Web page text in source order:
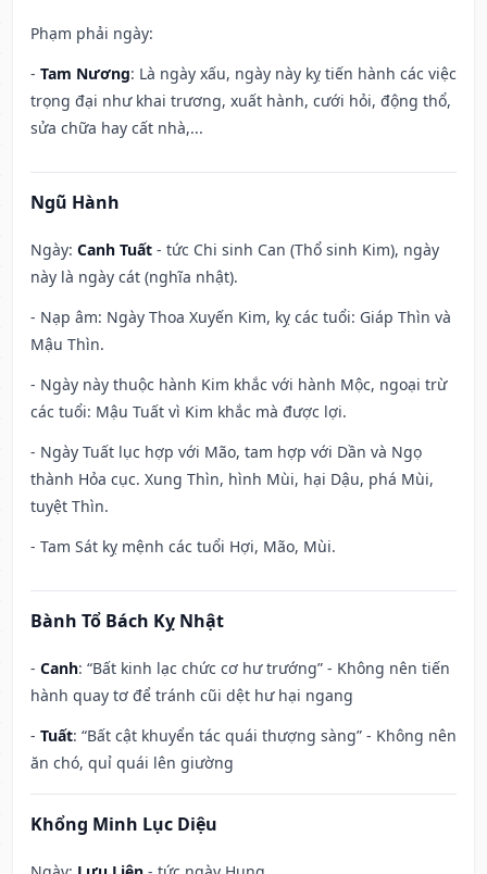
Phạm phải ngày:
- Tam Nương: Là ngày xấu, ngày này kỵ tiến hành các việc
trọng đại như khai trương, xuất hành, cưới hỏi, động thổ,
sửa chữa hay cất nhà,...
Ngũ Hành
Ngày: Canh Tuất - tức Chi sinh Can (Thổ sinh Kim), ngày
này là ngày cát (nghĩa nhật).
- Nạp âm: Ngày Thoa Xuyến Kim, kỵ các tuổi: Giáp Thìn và
Mậu Thìn.
- Ngày này thuộc hành Kim khắc với hành Mộc, ngoại trừ
các tuổi: Mậu Tuất vì Kim khắc mà được lợi.
- Ngày Tuất lục hợp với Mão, tam hợp với Dần và Ngọ
thành Hỏa cục. Xung Thìn, hình Mùi, hại Dậu, phá Mùi,
tuyệt Thìn.
- Tam Sát kỵ mệnh các tuổi Hợi, Mão, Mùi.
Bành Tổ Bách Kỵ Nhật
- Canh: “Bất kinh lạc chức cơ hư trướng” - Không nên tiến
hành quay tơ để tránh cũi dệt hư hại ngang
- Tuất: “Bất cật khuyển tác quái thượng sàng” - Không nên
ăn chó, quỉ quái lên giường
Khổng Minh Lục Diệu